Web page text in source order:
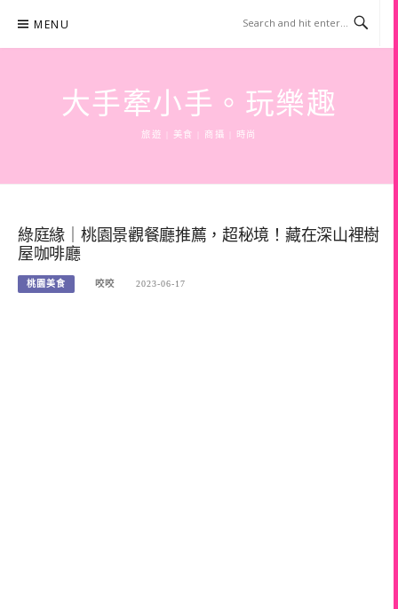
content
MENU
大手牽小手。玩樂趣
旅遊 | 美食 | 商攝 | 時尚
綠庭緣｜桃園景觀餐廳推薦，超秘境！藏在深山裡樹
屋咖啡廳
桃園美食 咬咬 2023-06-17